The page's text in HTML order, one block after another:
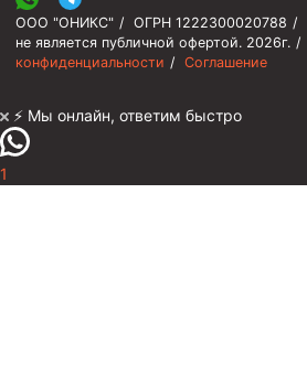
ООО "ОНИКС" / ОГРН 1222300020788 /
не является публичной офертой. 2026г. /
конфиденциальности / Соглашение
⚡️ Мы онлайн, ответим быстро
1